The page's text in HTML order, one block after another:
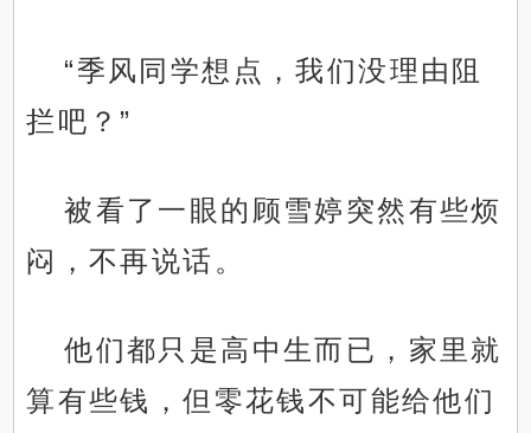
“季风同学想点，我们没理由阻
拦吧？”
被看了一眼的顾雪婷突然有些烦
闷，不再说话。
他们都只是高中生而已，家里就
算有些钱，但零花钱不可能给他们